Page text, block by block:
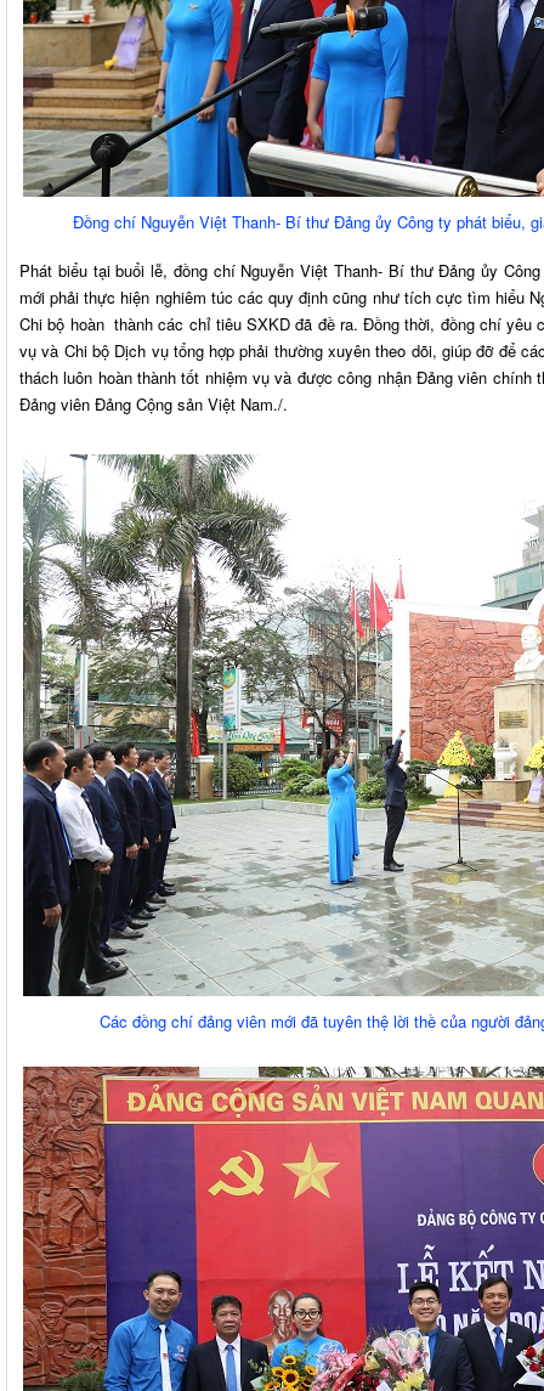
Đồng chí Nguyễn Việt Thanh- Bí thư Đảng ủy Công ty phát biểu,
Phát biểu tại buổi lễ, đồng chí Nguyễn Việt Thanh- Bí thư Đảng ủy
mới phải thực hiện nghiêm túc các quy định cũng như tích cực tìm hiểu
Chi bộ hoàn thành các chỉ tiêu SXKD đã đề ra. Đồng thời, đồng chí yêu
vụ và Chi bộ Dịch vụ tổng hợp phải thường xuyên theo dõi, giúp đỡ để
thách luôn hoàn thành tốt nhiệm vụ và được công nhận Đảng viên chính
Đảng viên Đảng Cộng sản Việt Nam./.
Các đồng chí đảng viên mới đã tuyên thệ lời thề của người